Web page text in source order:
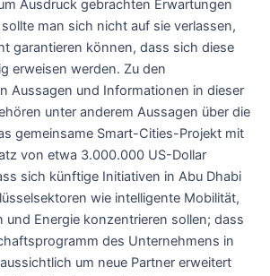
Ausdruck gebrachten Erwartungen
man sich nicht auf sie verlassen,
garantieren können, dass sich diese
erweisen werden. Zu den
Aussagen und Informationen in dieser
unter anderem Aussagen über die
gemeinsame Smart-Cities-Projekt mit
von etwa 3.000.000 US-Dollar
sich künftige Initiativen in Abu Dhabi
wie intelligente Mobilität,
und Energie konzentrieren sollen; dass
des Unternehmens in
um neue Partner erweitert